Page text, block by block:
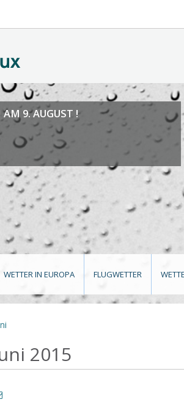
9. AUGUST !
WETTER IN EUROPA FLUGWETTER
2015